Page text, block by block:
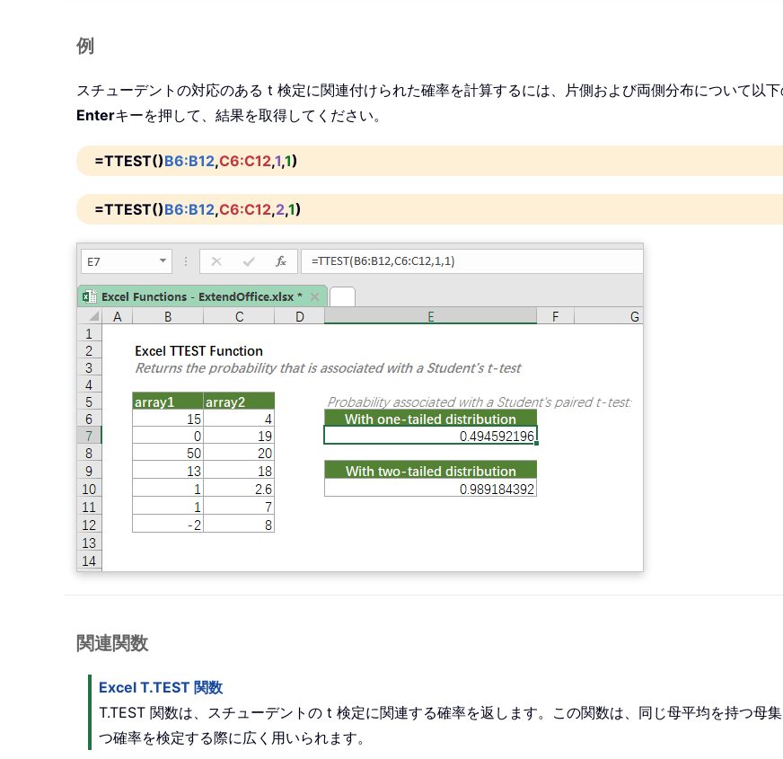
例
スチューデントの対応のある t 検定に関連付けられた確率を計算するには、片側および両側分布について以
Enterキーを押して、結果を取得してください。
=TTEST()B6:B12,C6:C12,1,1)
=TTEST()B6:B12,C6:C12,2,1)
関連関数
Excel T.TEST 関数
T.TEST 関数は、スチューデントの t 検定に関連する確率を返します。この関数は、同じ母平均を持つ母
つ確率を検定する際に広く用いられます。